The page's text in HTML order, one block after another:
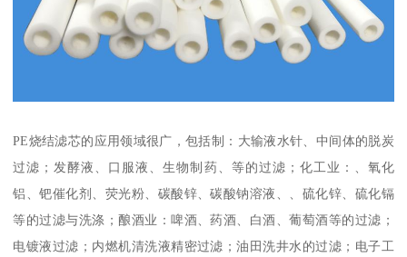
PE烧结滤芯的应用领域很广，包括制：大输液水针、中间体的脱炭
过滤；发酵液、口服液、生物制药、等的过滤；化工业：、氧化
铝、钯催化剂、荧光粉、碳酸锌、碳酸钠溶液、、硫化锌、硫化镉
等的过滤与洗涤；酿酒业：啤酒、药酒、白酒、葡萄酒等的过滤；
电镀液过滤；内燃机清洗液精密过滤；油田洗井水的过滤；电子工